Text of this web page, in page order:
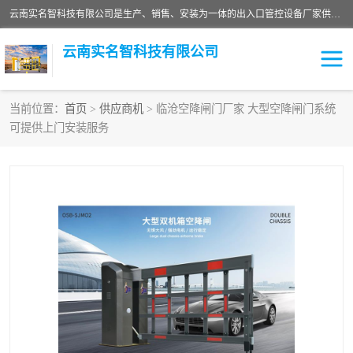
云南实名智科技有限公司是生产、销售、安装为一体的出入口管控设备厂家供应商。主营:电动伸缩门、道闸、广告道闸、重型空降闸、车牌识别、门禁通道、升降柱、岗亭、旗杆等智能设备。主营产品: 电动伸缩门,道闸门禁,车牌识别 生产、销售、安装为一体的出入口管控设备厂家源头供应商。
云南实名智科技有限公司
当前位置： 首页 > 供应商机 > 临沧空降闸门厂家 大型空降闸门系统
可提供上门安装服务
车牌识别门系列
升降门系列 通道闸系列
小门系列